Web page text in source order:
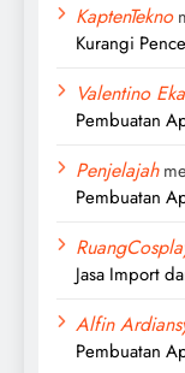
KaptenTekno
Kurangi
Valentino Eka
Pembuatan
Penjelajah
Pembuatan
Jasa Import
Alfin
Pembuatan